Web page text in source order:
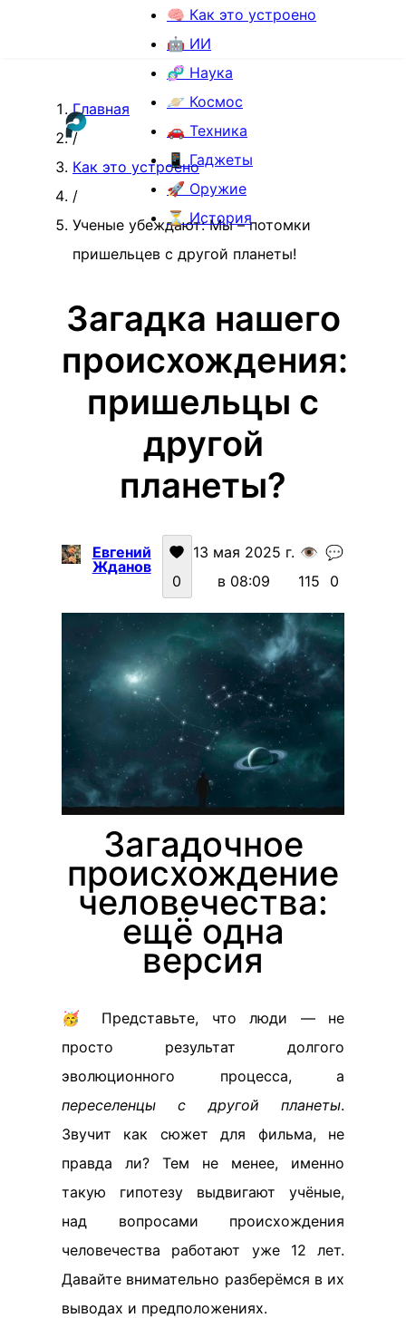
🧠 Как это устроено
🤖 ИИ
🧬 Наука
🪐 Космос
🚗 Техника
📱 Гаджеты
🚀 Оружие
⏳ История
Главная
/
Как это устроено
/
Ученые убеждают: Мы – потомки
пришельцев с другой планеты!
Загадка нашего
происхождения:
пришельцы с
другой
планеты?
Евгений
Жданов
0
13 мая 2025 г.
в 08:09
👁️
115
💬
0
Загадочное
происхождение
человечества:
ещё одна
версия
🥳 Представьте, что люди — не
просто результат долгого
эволюционного процесса, а
переселенцы с другой планеты.
Звучит как сюжет для фильма, не
правда ли? Тем не менее, именно
такую гипотезу выдвигают учёные,
над вопросами происхождения
человечества работают уже 12 лет.
Давайте внимательно разберёмся в их
выводах и предположениях.